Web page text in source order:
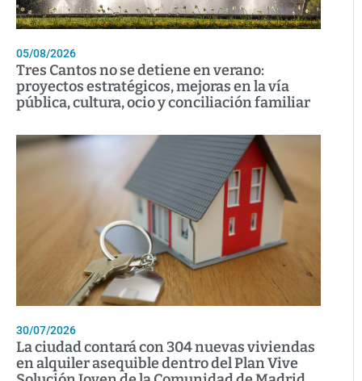
05/08/2026
Tres Cantos no se detiene en verano:
proyectos estratégicos, mejoras en la vía
pública, cultura, ocio y conciliación familiar
30/07/2026
La ciudad contará con 304 nuevas viviendas
en alquiler asequible dentro del Plan Vive